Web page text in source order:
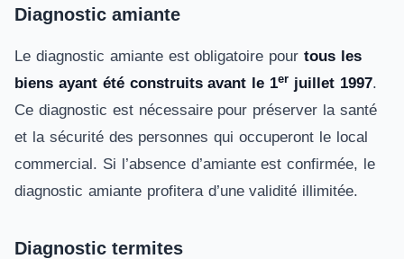
Diagnostic amiante
Le diagnostic amiante est obligatoire pourtous les
biens ayant été construits avant le 1er juillet 1997.
Ce diagnostic est nécessaire pour préserver la santé
et la sécurité des personnes qui occuperont le local
commercial. Si l’absence d’amiante est confirmée, le
diagnostic amiante profitera d’une validité illimitée.
Diagnostic termites